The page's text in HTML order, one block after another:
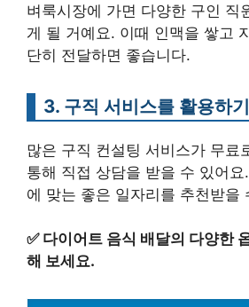
벼룩시장에 가면 다양한 구인 직
게 될 거예요. 이때 인맥을 쌓고
단히 전달하면 좋습니다.
3. 구직 서비스를 활용하기
많은 구직 컨설팅 서비스가 무료
통해 직접 상담을 받을 수 있어
에 맞는 좋은 일자리를 추천받을
✅ 다이어트 음식 배달의 다양한
해 보세요.